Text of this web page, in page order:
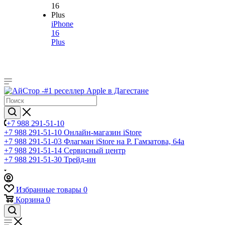
iPhone
16
Plus
+7 988 291-51-10
+7 988 291-51-10 Онлайн-магазин iStore
+7 988 291-51-03 Флагман iStore на Р. Гамзатова, 64а
+7 988 291-51-14 Сервисный центр
+7 988 291-51-30 Трейд-ин
Избранные товары 0
Корзина 0